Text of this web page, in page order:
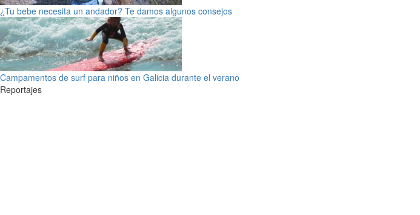
¿Tu bebe necesita un andador? Te damos algunos consejos
Campamentos de surf para niños en Galicia durante el verano
Reportajes